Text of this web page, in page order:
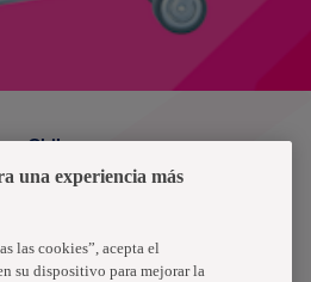
y condiciones
Chile
una experiencia más
las cookies”, acepta el
su dispositivo para mejorar la